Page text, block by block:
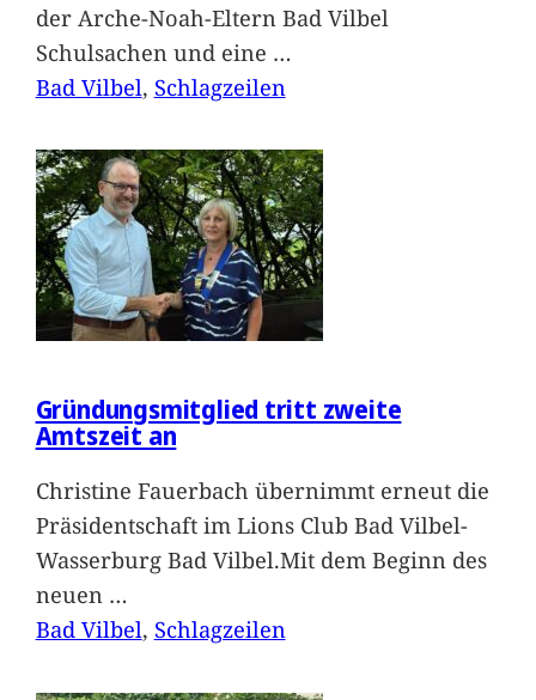
der Arche-Noah-Eltern Bad Vilbel
Schulsachen und eine …
Bad Vilbel, Schlagzeilen
Gründungsmitglied tritt zweite
Amtszeit an
Christine Fauerbach übernimmt erneut die
Präsidentschaft im Lions Club Bad Vilbel-
Wasserburg Bad Vilbel.Mit dem Beginn des
neuen …
Bad Vilbel, Schlagzeilen